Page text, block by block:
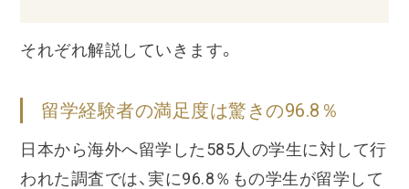
それぞれ解説していきます。
留学経験者の満足度は驚きの96.8％
日本から海外へ留学した585人の学生に対して行
われた調査では、実に96.8％もの学生が留学して